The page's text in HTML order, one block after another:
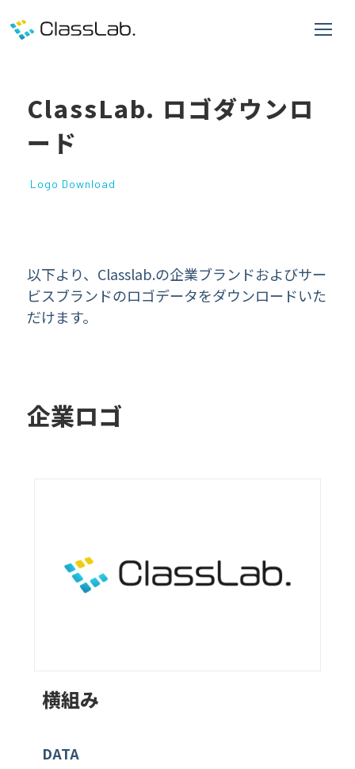
ClassLab. ロゴダウンロ
ード​
Logo Download
以下より、Classlab.の企業ブランドおよびサー
ビスブランドのロゴデータをダウンロードいた
だけます。
企業ロゴ
横組み
DATA